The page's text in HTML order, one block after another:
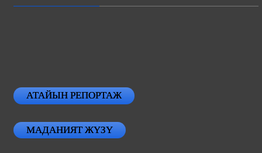
АТАЙЫН РЕПОРТАЖ
МАДАНИЯТ ЖҮЗҮ